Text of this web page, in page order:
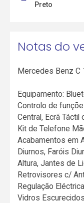
Preto
Notas do
Mercedes Benz C
Equipamento:
Controlo de
Central, Ecrã Táctil
Kit de Telefone
Acabamentos em
Diurnos, Faróis
Altura, Jantes de
Retrovisores c/
Regulação
Vidros